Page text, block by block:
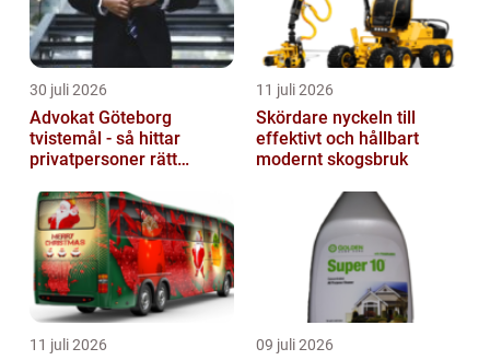
30 juli 2026
Advokat Göteborg
tvistemål - så hittar
privatpersoner rätt
11 juli 2026
Skördare nyckeln till
effektivt och hållbart
modernt skogsbruk
11 juli 2026 09 juli 2026